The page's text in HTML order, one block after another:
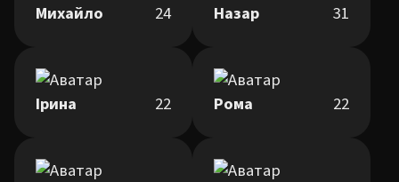
Михайло 24 Назар 31
Ірина 22 Рома 22